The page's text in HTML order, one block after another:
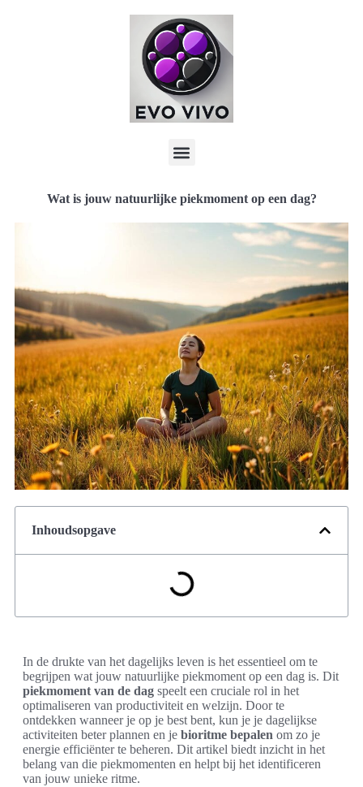
Wat is jouw natuurlijke piekmoment op een dag?
Inhoudsopgave
In de drukte van het dagelijks leven is het essentieel om te
begrijpen wat jouw natuurlijke piekmoment op een dag is. Dit
piekmoment van de dag speelt een cruciale rol in het
optimaliseren van productiviteit en welzijn. Door te
ontdekken wanneer je op je best bent, kun je je dagelijkse
activiteiten beter plannen en je bioritme bepalen om zo je
energie efficiënter te beheren. Dit artikel biedt inzicht in het
belang van die piekmomenten en helpt bij het identificeren
van jouw unieke ritme.